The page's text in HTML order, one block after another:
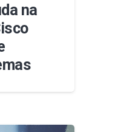
na